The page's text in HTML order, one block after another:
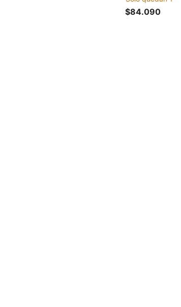
$84.090